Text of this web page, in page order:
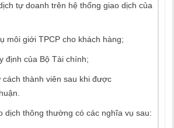
tự doanh trên hệ thống giao dịch của
môi giới TPCP cho khách hàng;
định của Bộ Tài chính;
thành viên sau khi được
dịch thông thường có các nghĩa vụ sau: